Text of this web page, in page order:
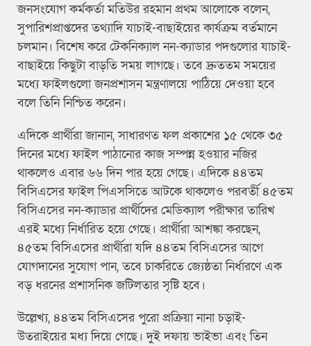
জনসংযোগ কর্মকর্তা মতিউর রহমান প্রথম আলোকে বলেন,
সুপারিশপ্রাপ্তদের তথ্যাদি যাচাই-বাছাইয়ের কার্যক্রম বর্তমানে
চলমান। বিশেষ করে টেকনিক্যাল নন-ক্যাডার পদগুলোর যাচাই-
বাছাইয়ে কিছুটা বাড়তি সময় লাগছে। তবে দ্রুততম সময়ের
মধ্যে ফাইলগুলো জনপ্রশাসন মন্ত্রণালয়ে পাঠিয়ে দেওয়া হবে
বলে তিনি নিশ্চিত করেন।
এদিকে প্রার্থীরা জানান, সাধারণত ফল প্রকাশের ১৫ থেকে ৩৫
দিনের মধ্যে ফাইল পাঠানোর কাজ সম্পন্ন হওয়ার নজির
থাকলেও এবার ৬৬ দিন পার হয়ে গেছে। এদিকে ৪৪তম
বিসিএসের ফাইল পিএসসিতে আটকে থাকলেও পরবর্তী ৪৫তম
বিসিএসের নন-ক্যাডার প্রার্থীদের মেডিক্যাল পরীক্ষার তারিখ
এরই মধ্যে নির্ধারিত হয়ে গেছে। প্রার্থীরা আশঙ্কা করছেন,
৪৫তম বিসিএসের প্রার্থীরা যদি ৪৪তম বিসিএসের আগে
যোগদানের সুযোগ পান, তবে চাকরিতে জ্যেষ্ঠতা নির্ধারণে এক
বড় ধরনের প্রশাসনিক জটিলতার সৃষ্টি হবে।
উল্লেখ্য, ৪৪তম বিসিএসের পুরো প্রক্রিয়া নানা চড়াই-
উতরাইয়ের মধ্য দিয়ে গেছে। দুই দফায় ভাইভা এবং তিন